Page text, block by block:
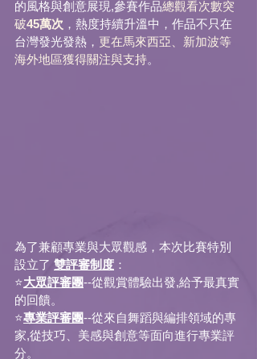
的風格與創意展現,參賽作品總觀看次數突
破45萬次 ，熱度持續升溫中，作品不只在
台灣發光發熱， 更在馬來西亞、新加波等
海外地區獲得關注與支持。
為了兼顧專業與大眾觀感，本次比賽特別
設立了 雙評審制度 ：
⭐大眾評審團--從觀賞體驗出發,給予最真實
的回饋。
⭐專業評審團--從來自舞蹈與編排領域的專
家,從技巧、美感與創意等面向進行專業評
分。